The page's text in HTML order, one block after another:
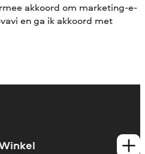
akkoord om marketing-e-
en ga ik akkoord met